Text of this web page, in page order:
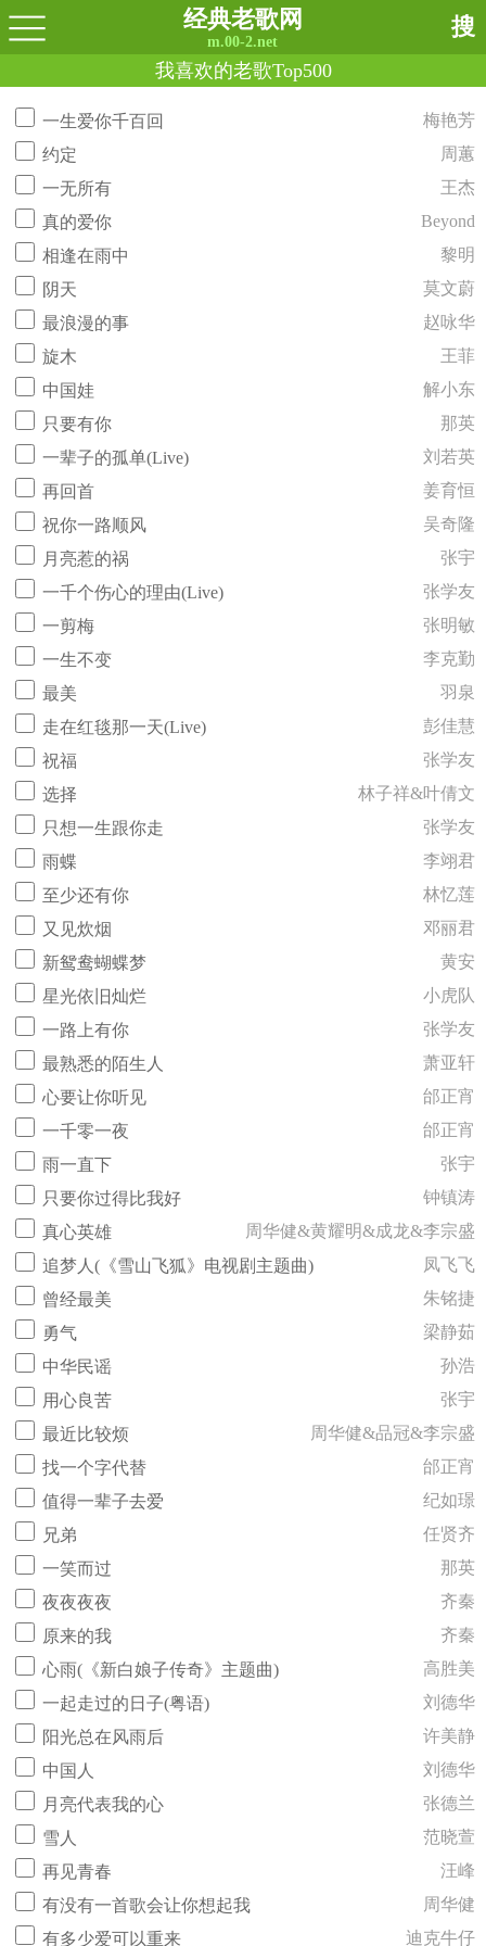
经典老歌网
m.00-2.net
搜
我喜欢的老歌Top500
一生爱你千百回
梅艳芳
约定
周蕙
一无所有
王杰
真的爱你
Beyond
相逢在雨中
黎明
阴天
莫文蔚
最浪漫的事
赵咏华
旋木
王菲
中国娃
解小东
只要有你
那英
一辈子的孤单(Live)
刘若英
再回首
姜育恒
祝你一路顺风
吴奇隆
月亮惹的祸
张宇
一千个伤心的理由(Live)
张学友
一剪梅
张明敏
一生不变
李克勤
最美
羽泉
走在红毯那一天(Live)
彭佳慧
祝福
张学友
选择
林子祥&叶倩文
只想一生跟你走
张学友
雨蝶
李翊君
至少还有你
林忆莲
又见炊烟
邓丽君
新鸳鸯蝴蝶梦
黄安
星光依旧灿烂
小虎队
一路上有你
张学友
最熟悉的陌生人
萧亚轩
心要让你听见
邰正宵
一千零一夜
邰正宵
雨一直下
张宇
只要你过得比我好
钟镇涛
真心英雄
周华健&黄耀明&成龙&李宗盛
追梦人(《雪山飞狐》电视剧主题曲)
凤飞飞
曾经最美
朱铭捷
勇气
梁静茹
中华民谣
孙浩
用心良苦
张宇
最近比较烦
周华健&品冠&李宗盛
找一个字代替
邰正宵
值得一辈子去爱
纪如璟
兄弟
任贤齐
一笑而过
那英
夜夜夜夜
齐秦
原来的我
齐秦
心雨(《新白娘子传奇》主题曲)
高胜美
一起走过的日子(粤语)
刘德华
阳光总在风雨后
许美静
中国人
刘德华
月亮代表我的心
张德兰
雪人
范晓萱
再见青春
汪峰
有没有一首歌会让你想起我
周华健
有多少爱可以重来
迪克牛仔